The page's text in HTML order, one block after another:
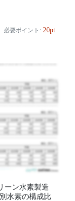
必要ポイント: 20pt
ーン水素製造
水素の構成比